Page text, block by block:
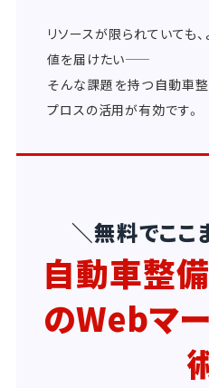
リソースが限られていても
値を届けたい――
そんな課題を持つ自動車整
プロスの活用が有効です。
＼無料でここ
自動車整
のWebマ